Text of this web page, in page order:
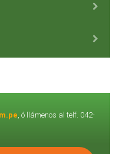
, ó llámenos al telf. 042-